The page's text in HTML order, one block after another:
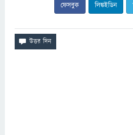
ফেসবুক লিঙ্কইডিন